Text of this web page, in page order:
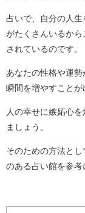
占いで、自分の人
がたくさんいるか
されているのです。
あなたの性格や運
瞬間を増やすことが
人の幸せに嫉妬心
ましょう。
そのための方法と
のある占い館を参考